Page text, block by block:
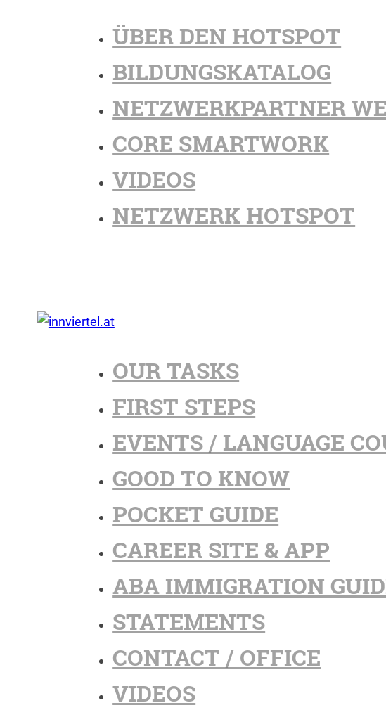
ÜBER DEN HOTSPOT
BILDUNGSKATALOG
NETZWERKPARTNER
CORE SMARTWORK
VIDEOS
NETZWERK HOTSPOT
OUR TASKS
FIRST STEPS
EVENTS / LANGUAGE
GOOD TO KNOW
POCKET GUIDE
CAREER SITE & APP
ABA IMMIGRATION
STATEMENTS
CONTACT / OFFICE
VIDEOS